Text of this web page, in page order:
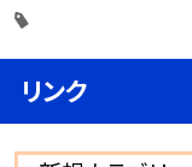
リンク